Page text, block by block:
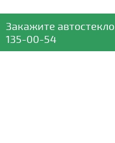
Закажите автостекло
135-00-54